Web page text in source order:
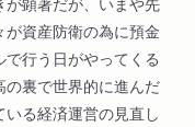
資産防衛の為に預金
行う日がやってくる
裏で世界的に進んだ
いる経済運営の見直し